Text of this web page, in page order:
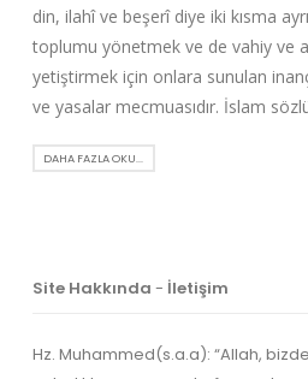
din, ilahî ve beşerî diye iki kısma
toplumu yönetmek ve de vahiy ve
yetiştirmek için onlara sunulan
ve yasalar mecmuasıdır. İslam
DAHA FAZLA OKU...
Site Hakkında - İletişim
Hz. Muhammed(s.a.a): “Allah,